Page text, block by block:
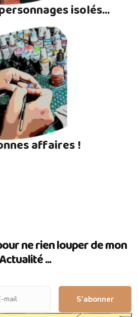
isolés...
affaires !
ne rien louper de mon
Actualité ...
S’abonner